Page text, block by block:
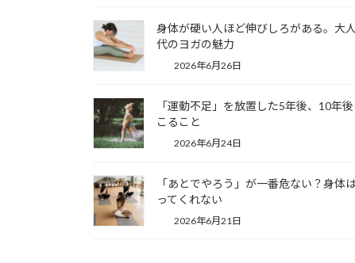
身体が硬い人ほど伸びしろがある。大
代のヨガの魅力
2026年6月26日
「運動不足」を放置した5年後、10年
こること
2026年6月24日
「あとでやろう」が一番危ない？身体
ってくれない
2026年6月21日